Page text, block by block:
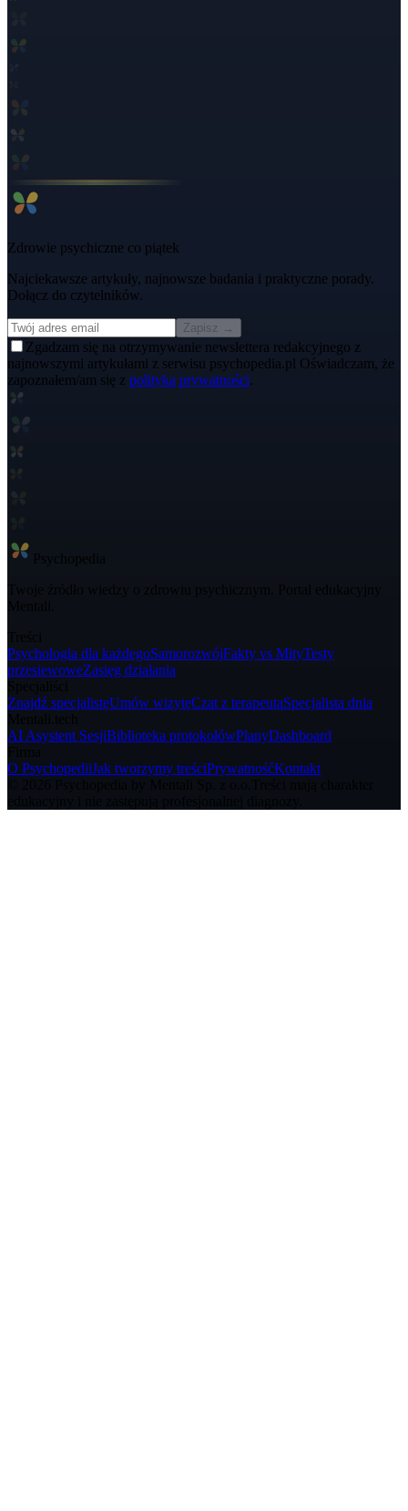
Zdrowie psychiczne co piątek
Najciekawsze artykuły, najnowsze badania i praktyczne porady.
Dołącz do czytelników.
Zapisz →
Zgadzam się na otrzymywanie newslettera redakcyjnego z
najnowszymi artykułami z serwisu psychopedia.pl Oświadczam, że
zapoznałem/am się z polityką prywatności.
Psycho pedia
Psychologia dla każdegoSamorozwójFakty vs MityTesty
przesiewoweZasięg działania
Znajdź specjalistęUmów wizytęCzat z terapeutąSpecjalista dnia
AI Asystent SesjiBiblioteka protokołówPlanyDashboard
O PsychopediiJak tworzymy treściPrywatnośćKontakt